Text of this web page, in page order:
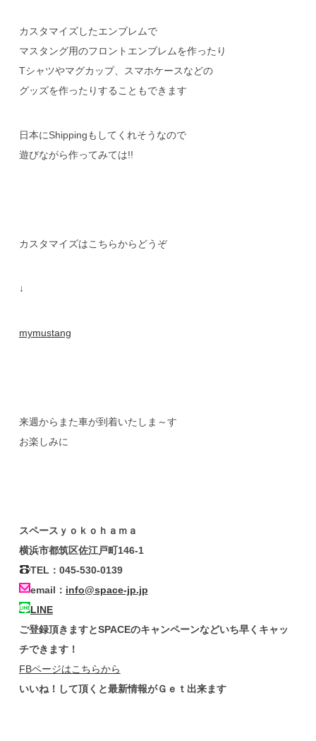
カスタマイズしたエンブレムで
マスタング用のフロントエンブレムを作ったり
Tシャツやマグカップ、スマホケースなどの
グッズを作ったりすることもできます
日本にShippingもしてくれそうなので
遊びながら作ってみては!!
カスタマイズはこちらからどうぞ
↓
mymustang
来週からまた車が到着いたしま～す
お楽しみに
スペースｙｏｋｏｈａｍａ
横浜市都筑区佐江戸町146-1
TEL：045-530-0139
email： info@space-jp.jp
LINE
ご登録頂きますとSPACEのキャンペーンなどいち早くキャッ
チできます！
FBページはこちらから
いいね！して頂くと最新情報がＧｅｔ出来ます